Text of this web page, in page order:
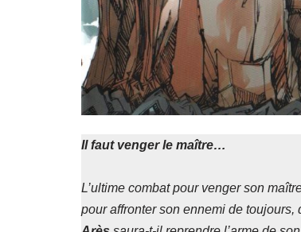
Il faut venger le maître…
L’ultime combat pour venger son
pour affronter son ennemi de toujours,